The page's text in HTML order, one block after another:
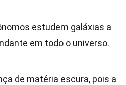
estudem galáxias a
em todo o universo.
de matéria escura, pois a